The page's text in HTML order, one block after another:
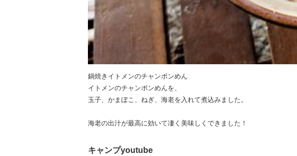
鍋焼きイトメンのチャンポンめん
イトメンのチャンポンめんを、
玉子、かまぼこ、ねぎ、海老を入れて煮込みました。
海老の出汁が最高に効いて凄く美味しくできました！
キャンプyoutube